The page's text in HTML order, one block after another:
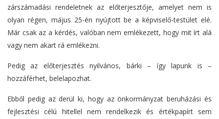
zárszámadási rendeletnek az előterjesztője, amelyet nem is
olyan régen, május 25-én nyújtott be a képviselő-testület elé.
Már csak az a kérdés, valóban nem emlékezett, hogy mit írt alá
vagy nem akart rá emlékezni.
Pedig az előterjesztés nyilvános, bárki – így lapunk is –
hozzáférhet, belelapozhat.
Ebből pedig az derül ki, hogy az önkormányzat beruházási és
fejlesztési célú hitellel nem rendelkezik és értékpapírt sem